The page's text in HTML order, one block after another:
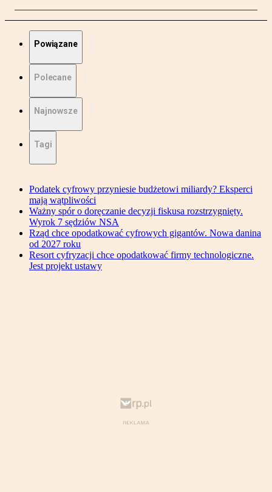
Powiązane
Polecane
Najnowsze
Tagi
Podatek cyfrowy przyniesie budżetowi miliardy? Eksperci
mają wątpliwości
Ważny spór o doręczanie decyzji fiskusa rozstrzygnięty.
Wyrok 7 sędziów NSA
Rząd chce opodatkować cyfrowych gigantów. Nowa danina
od 2027 roku
Resort cyfryzacji chce opodatkować firmy technologiczne.
Jest projekt ustawy